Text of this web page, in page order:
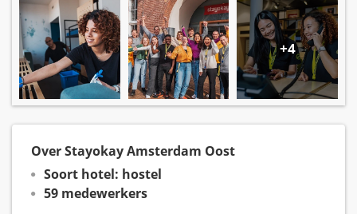
+4
Over Stayokay Amsterdam Oost
Soort hotel: hostel
59 medewerkers